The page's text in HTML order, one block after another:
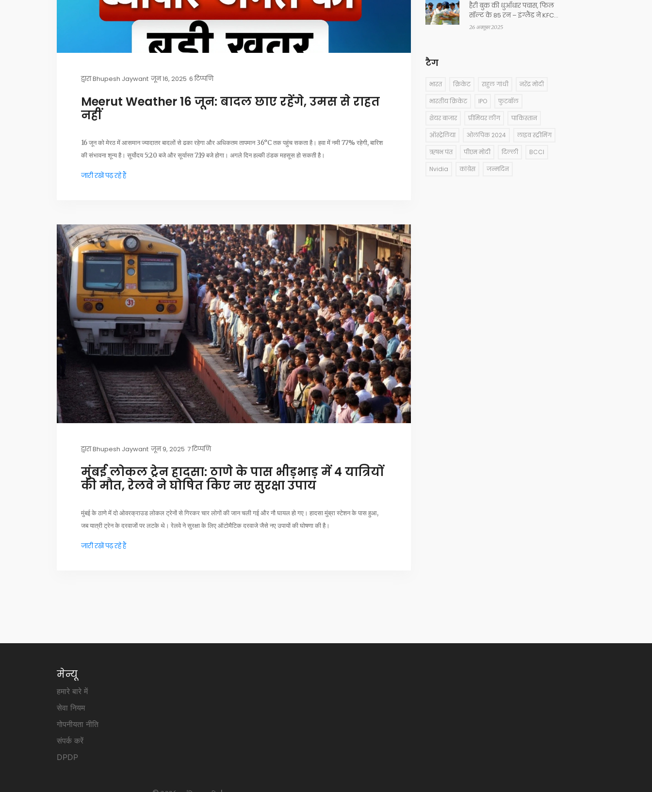
द्वाराBhupesh Jaywant जून 16, 2025 6 टिप्पणि
Meerut Weather 16 जून: बादल छाए रहेंगे, उमस से राहत
नहीं
16 जून को मेरठ में आसमान ज्यादातर बादलों से ढका रहेगा और अधिकतम तापमान 36°C तक पहुंच सकता है। हवा में नमी 77% रहेगी, बारिश
की संभावना शून्य है। सूर्योदय 5:20 बजे और सूर्यास्त 7:19 बजे होगा। अगले दिन हल्की ठंडक महसूस हो सकती है।
जारी रखें पढ़ रहे हैं
द्वाराBhupesh Jaywant जून 9, 2025 7 टिप्पणि
मुंबई लोकल ट्रेन हादसा: ठाणे के पास भीड़भाड़ में 4 यात्रियों
की मौत, रेलवे ने घोषित किए नए सुरक्षा उपाय
मुंबई के ठाणे में दो ओवरक्राउड लोकल ट्रेनों से गिरकर चार लोगों की जान चली गई और नौ घायल हो गए। हादसा मुंब्रा स्टेशन के पास हुआ,
जब यात्री ट्रेन के दरवाजों पर लटके थे। रेलवे ने सुरक्षा के लिए ऑटोमैटिक दरवाजे जैसे नए उपायों की घोषणा की है।
जारी रखें पढ़ रहे हैं
हैरी बुक की धुआँधार पचास, फिल
सॉल्ट के 85 रन – इंग्लैंड ने KFC
T20 में न्यूज़ीलैंड को हराया
26 अक्तूबर 2025
टैग
भारत क्रिकेट राहुल गांधी नरेंद्र मोदी
भारतीय क्रिकेट IPO फुटबॉल
शेयर बाजार प्रीमियर लीग पाकिस्तान
ऑस्ट्रेलिया ओलंपिक 2024 लाइव स्ट्रीमिंग
ऋषभ पंत पीएम मोदी दिल्ली BCCI
Nvidia कांग्रेस जन्मदिन
मेन्यू
हमारे बारे में
सेवा नियम
गोपनीयता नीति
संपर्क करें
DPDP